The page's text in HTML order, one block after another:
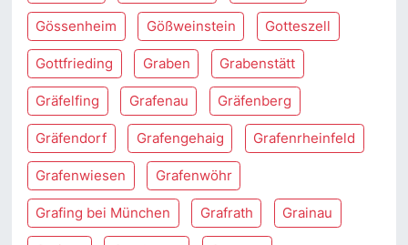
Gössenheim Gößweinstein Gotteszell
Gottfrieding Graben Grabenstätt
Gräfelfing Grafenau Gräfenberg
Gräfendorf Grafengehaig Grafenrheinfeld
Grafenwiesen Grafenwöhr
Grafing bei München Grafrath Grainau